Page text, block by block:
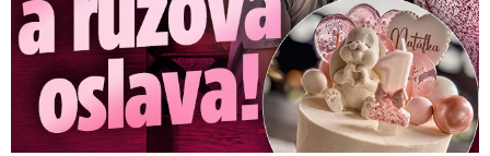
vím, na předchozí summity většinou jezdila?
„To, že necestuje Eva Pavlová, si vysvětluji tak,
že manželky nebo manželé doprovázejí vedoucí